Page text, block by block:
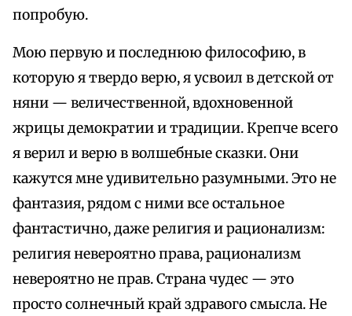
попробую.
Мою первую и последнюю философию, в
которую я твердо верю, я усвоил в детской от
няни — величественной, вдохновенной
жрицы демократии и традиции. Крепче всего
я верил и верю в волшебные сказки. Они
кажутся мне удивительно разумными. Это не
фантазия, рядом с ними все остальное
фантастично, даже религия и рационализм:
религия невероятно права, рационализм
невероятно не прав. Страна чудес — это
просто солнечный край здравого смысла. Не